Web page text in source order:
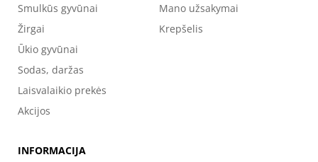
Smulkūs gyvūnai
Žirgai
Ūkio gyvūnai
Sodas, daržas
Laisvalaikio prekės
Akcijos
Mano užsakymai
Krepšelis
INFORMACIJA